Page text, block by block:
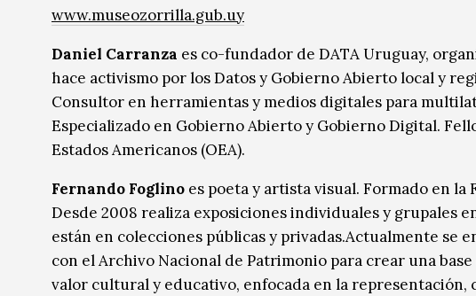
www.museozorrilla.gub.uy
Daniel Carranza es co-fundador de DATA Uruguay,
hace activismo por los Datos y Gobierno Abierto local y
Consultor en herramientas y medios digitales para
Especializado en Gobierno Abierto y Gobierno Digital.
Estados Americanos (OEA).
Fernando Foglino es poeta y artista visual. Formado en
Desde 2008 realiza exposiciones individuales y grupales
están en colecciones públicas y privadas.Actualmente
con el Archivo Nacional de Patrimonio para crear una
valor cultural y educativo, enfocada en la